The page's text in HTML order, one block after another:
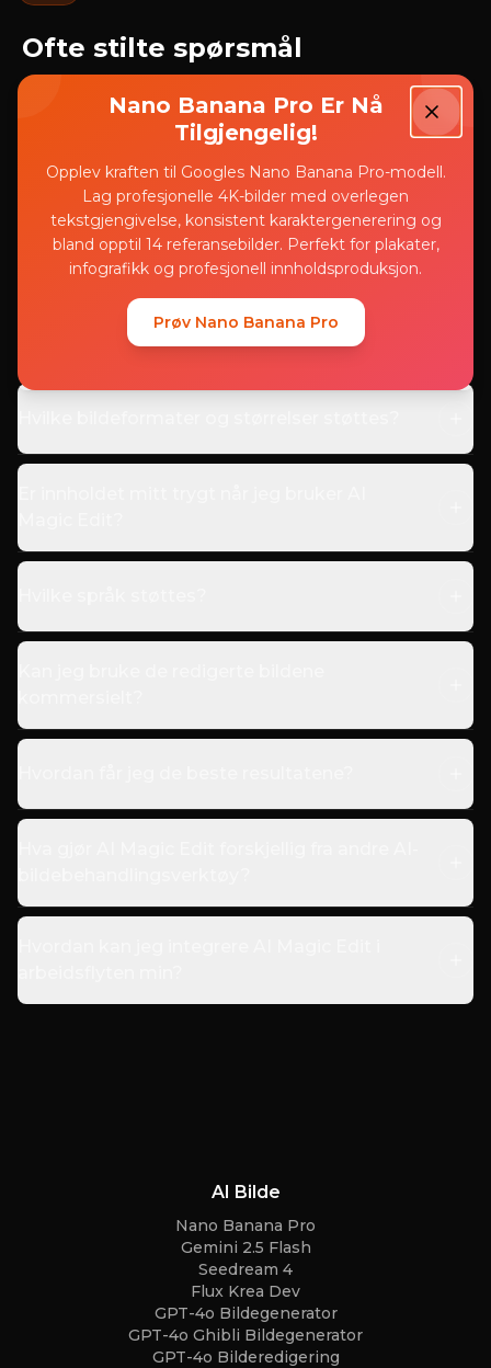
Ofte stilte spørsmål
Hva er AI Magic Edit?
Hvilke typer redigeringer kan jeg gjøre med
AI Magic Edit?
Hvordan fungerer redigeringsfunksjonen?
AI Bilde
Nano Banana Pro
Gemini 2.5 Flash
Seedream 4
Flux Krea Dev
GPT-4o Bildegenerator
GPT-4o Ghibli Bildegenerator
GPT-4o Bilderedigering
Nano Banana Pro Er Nå
Tilgjengelig!
Opplev kraften til Googles Nano Banana Pro-modell.
Lag profesjonelle 4K-bilder med overlegen
tekstgjengivelse, konsistent karaktergenerering og
bland opptil 14 referansebilder. Perfekt for plakater,
infografikk og profesjonell innholdsproduksjon.
Prøv Nano Banana Pro